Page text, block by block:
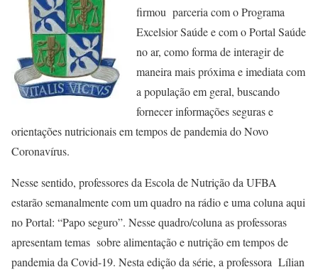
firmou parceria com o Programa
Excelsior Saúde e com o Portal Saúde
no ar, como forma de interagir de
maneira mais próxima e imediata com
a população em geral, buscando
fornecer informações seguras e
orientações nutricionais em tempos de pandemia do Novo
Coronavírus.
Nesse sentido, professores da Escola de Nutrição da UFBA
estarão semanalmente com um quadro na rádio e uma coluna aqui
no Portal: “Papo seguro”. Nesse quadro/coluna as professoras
apresentam temas sobre alimentação e nutrição em tempos de
pandemia da Covid-19. Nesta edição da série, a professora Lílian